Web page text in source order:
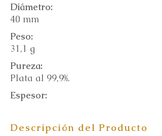
Diámetro:
40 mm
Peso:
31,1 g
Pureza:
Plata al 99,9%.
Espesor:
Descripción del Producto